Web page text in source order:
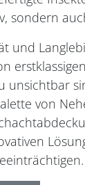
sondern
und
unsichtbar
von